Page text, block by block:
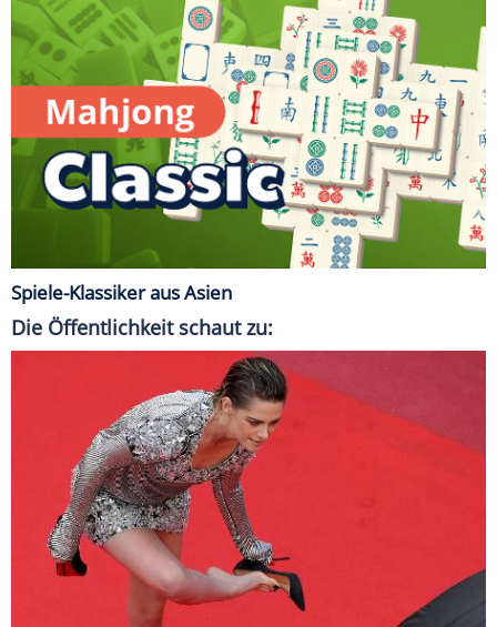
Spiele-Klassiker aus Asien
Die Öffentlichkeit schaut zu: